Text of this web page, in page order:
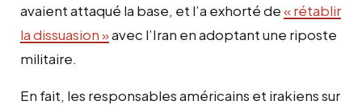
avaient attaqué la base, et l’a exhorté de« rétablir
la dissuasion »avec l’Iran en adoptant une riposte
militaire.
En fait, les responsables américains et irakiens sur